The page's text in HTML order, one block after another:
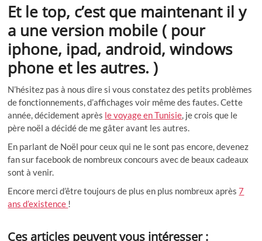
Et le top, c’est que maintenant il y
a une version mobile ( pour
iphone, ipad, android, windows
phone et les autres. )
N’hésitez pas à nous dire si vous constatez des petits problèmes
de fonctionnements, d’affichages voir même des fautes. Cette
année, décidement après le voyage en Tunisie, je crois que le
père noël a décidé de me gâter avant les autres.
En parlant de Noël pour ceux qui ne le sont pas encore, devenez
fan sur facebook de nombreux concours avec de beaux cadeaux
sont à venir.
Encore merci d’être toujours de plus en plus nombreux après7
ans d’existence !
Ces articles peuvent vous intéresser :